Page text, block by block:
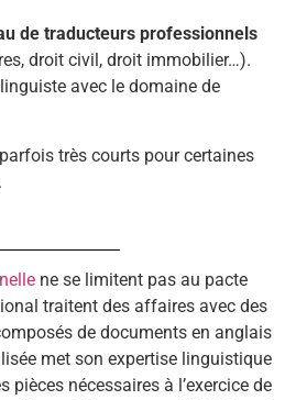
de traducteurs professionnels
droit civil, droit immobilier…).
avec le domaine de
très courts pour certaines
ne se limitent pas au pacte
traitent des affaires avec des
de documents en anglais
met son expertise linguistique
nécessaires à l’exercice de